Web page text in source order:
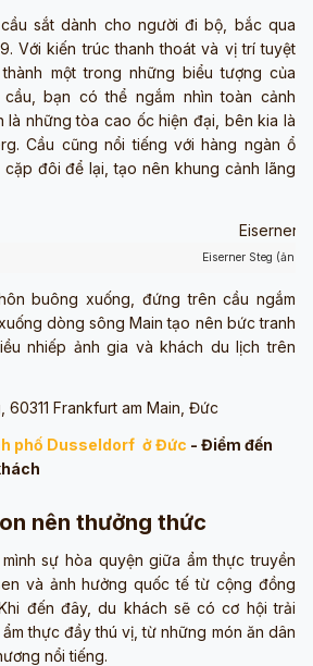
sắt dành cho người đi bộ, bắc qua
Với kiến trúc thanh thoát và vị trí tuyệt
một trong những biểu tượng của
bạn có thể ngắm nhìn toàn cảnh
là những tòa cao ốc hiện đại, bên kia là
Cầu cũng nổi tiếng với hàng ngàn ổ
đôi để lại, tạo nên khung cảnh lãng
Eiserner Steg (ảnh
buông xuống, đứng trên cầu ngắm
dòng sông Main tạo nên bức tranh
nhiếp ảnh gia và khách du lịch trên
60311 Frankfurt am Main, Đức
phố Dusseldorf ở Đức - Điểm đến
nên thưởng thức
sự hòa quyện giữa ẩm thực truyền
và ảnh hưởng quốc tế từ cộng đồng
đến đây, du khách sẽ có cơ hội trải
thực đầy thú vị, từ những món ăn dân
nổi tiếng.